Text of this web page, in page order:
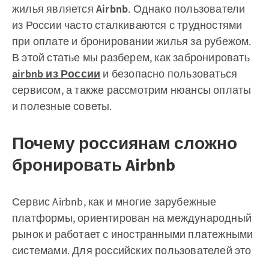
жилья является Airbnb. Однако пользователи
из России часто сталкиваются с трудностями
при оплате и бронировании жилья за рубежом.
В этой статье мы разберем, как забронировать
airbnb из России и безопасно пользоваться
сервисом, а также рассмотрим нюансы оплаты
и полезные советы.
Почему россиянам сложно
бронировать Airbnb
Сервис Airbnb, как и многие зарубежные
платформы, ориентирован на международный
рынок и работает с иностранными платежными
системами. Для российских пользователей это